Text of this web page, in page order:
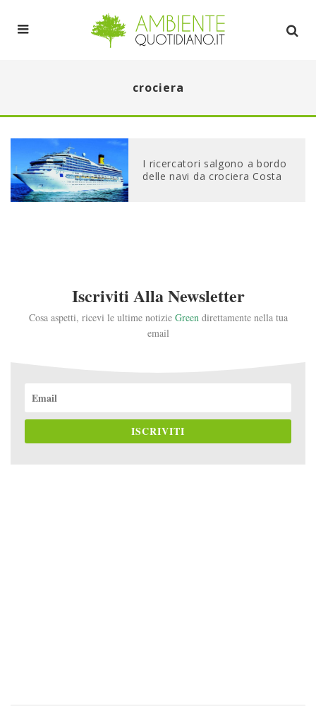
crociera
I ricercatori salgono a bordo
delle navi da crociera Costa
Iscriviti Alla Newsletter
Cosa aspetti, ricevi le ultime notizie Green direttamente nella tua
email
ISCRIVITI